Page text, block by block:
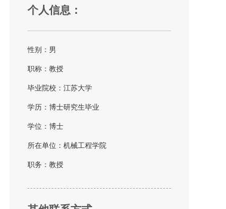
个人信息：
性别：男
职称：教授
毕业院校：江苏大学
学历：博士研究生毕业
学位：博士
所在单位：机械工程学院
职务：教授